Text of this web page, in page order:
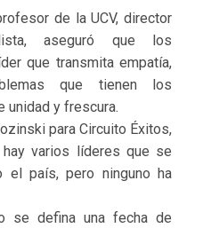
de la UCV, director
aseguró que los
que transmita empatía,
que tienen los
unidad y frescura.
para Circuito Éxitos,
varios líderes que se
el país, pero ninguno ha
se defina una fecha de